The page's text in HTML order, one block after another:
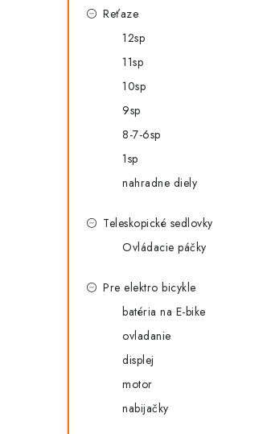
Reťaze
12sp
11sp
10sp
9sp
8-7-6sp
1sp
nahradne diely
Teleskopické sedlovky
Ovládacie páčky
Pre elektro bicykle
batéria na E-bike
ovladanie
displej
motor
nabijačky